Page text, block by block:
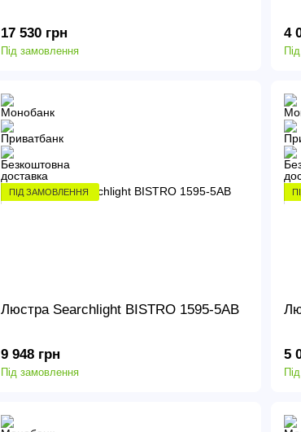
17 530 грн
Під замовлення
4
ПІД ЗАМОВЛЕННЯ
Люстра Searchlight BISTRO 1595-5AB
9 948 грн
Під замовлення
5